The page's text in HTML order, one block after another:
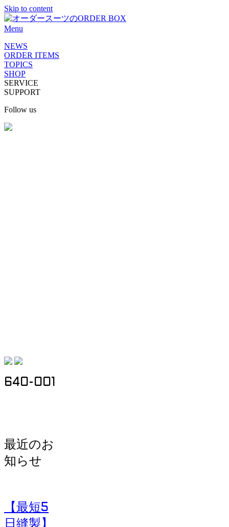
Skip to content
Menu
NEWS
ORDER ITEMS
TOPICS
SHOP
SERVICE
SUPPORT
Follow us
640-001
最近のお
知らせ
【最短5
日縫製】